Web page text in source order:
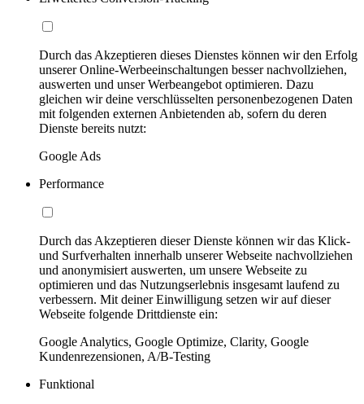
Durch das Akzeptieren dieses Dienstes können wir den Erfolg
unserer Online-Werbeeinschaltungen besser nachvollziehen,
auswerten und unser Werbeangebot optimieren. Dazu
gleichen wir deine verschlüsselten personenbezogenen Daten
mit folgenden externen Anbietenden ab, sofern du deren
Dienste bereits nutzt:
Google Ads
Performance
Durch das Akzeptieren dieser Dienste können wir das Klick-
und Surfverhalten innerhalb unserer Webseite nachvollziehen
und anonymisiert auswerten, um unsere Webseite zu
optimieren und das Nutzungserlebnis insgesamt laufend zu
verbessern. Mit deiner Einwilligung setzen wir auf dieser
Webseite folgende Drittdienste ein:
Google Analytics, Google Optimize, Clarity, Google
Kundenrezensionen, A/B-Testing
Funktional